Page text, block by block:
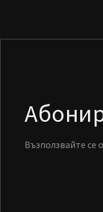
Възползвайте се